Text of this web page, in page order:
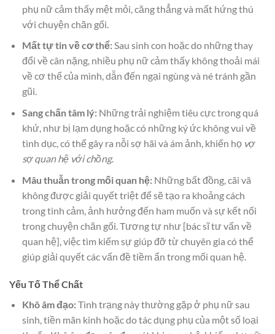
phụ nữ cảm thấy mệt mỏi, căng thẳng và mất hứng thú
với chuyện chăn gối.
Mất tự tin về cơ thể:Sau sinh con hoặc do những thay
đổi về cân nặng, nhiều phụ nữ cảm thấy không thoải mái
về cơ thể của mình, dẫn đến ngại ngùng và né tránh gần
gũi.
Sang chấn tâm lý:Những trải nghiệm tiêu cực trong quá
khứ, như bị lạm dụng hoặc có những ký ức không vui về
tình dục, có thể gây ra nỗi sợ hãi và ám ảnh, khiến họ vợ
sợ quan hệ với chồng.
Mâu thuẫn trong mối quan hệ:Những bất đồng, cãi vã
không được giải quyết triệt để sẽ tạo ra khoảng cách
trong tình cảm, ảnh hưởng đến ham muốn và sự kết nối
trong chuyện chăn gối. Tương tự như [bác sĩ tư vấn về
quan hệ], việc tìm kiếm sự giúp đỡ từ chuyên gia có thể
giúp giải quyết các vấn đề tiềm ẩn trong mối quan hệ.
Yếu Tố Thể Chất
Khô âm đạo:Tình trạng này thường gặp ở phụ nữ sau
sinh, tiền mãn kinh hoặc do tác dụng phụ của một số loại